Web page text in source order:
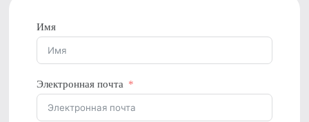
Имя
Электронная почта